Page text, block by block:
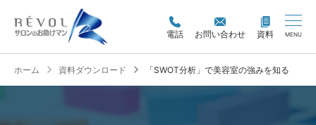
電話 お問い合わせ 資料 MENU
ホーム 資料ダウンロード 「SWOT分析」で美容室の強みを知る